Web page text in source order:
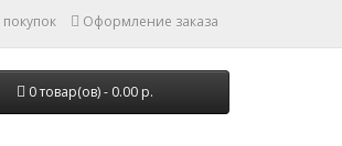
Оформление заказа
0 товар(ов) - 0.00 р.